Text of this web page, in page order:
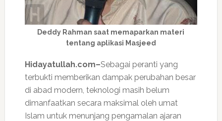
Deddy Rahman saat memaparkan materi
tentang aplikasi Masjeed
Hidayatullah.com–Sebagai peranti yang
terbukti memberikan dampak perubahan besar
di abad modern, teknologi masih belum
dimanfaatkan secara maksimal oleh umat
Islam untuk menunjang pengamalan ajaran